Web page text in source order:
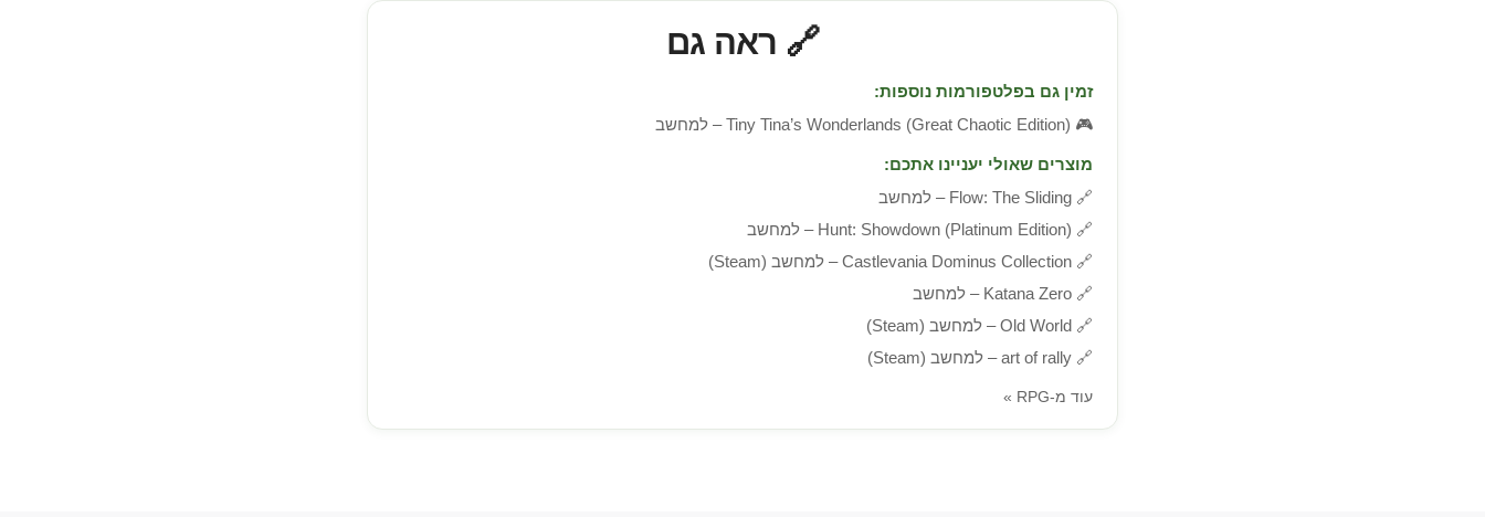
🔗 ראה גם
זמין גם בפלטפורמות נוספות:
🎮 Tiny Tina’s Wonderlands (Great Chaotic Edition) – למחשב
מוצרים שאולי יעניינו אתכם:
🔗 Flow: The Sliding – למחשב
🔗 Hunt: Showdown (Platinum Edition) – למחשב
🔗 Castlevania Dominus Collection – למחשב (Steam)
🔗 Katana Zero – למחשב
🔗 Old World – למחשב (Steam)
🔗 art of rally – למחשב (Steam)
עוד מ-RPG »